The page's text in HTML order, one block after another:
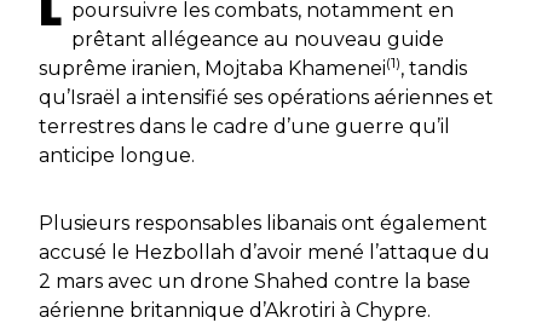
poursuivre les combats, notamment en
prêtant allégeance au nouveau guide
suprême iranien, Mojtaba Khamenei(1), tandis
qu’Israël a intensifié ses opérations aériennes et
terrestres dans le cadre d’une guerre qu’il
anticipe longue.
Plusieurs responsables libanais ont également
accusé le Hezbollah d’avoir mené l’attaque du
2 mars avec un drone Shahed contre la base
aérienne britannique d’Akrotiri à Chypre.